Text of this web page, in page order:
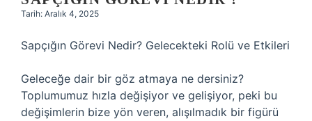
Tarih: Aralık 4, 2025
Sapçığın Görevi Nedir? Gelecekteki Rolü ve Etkileri
Geleceğe dair bir göz atmaya ne dersiniz?
Toplumumuz hızla değişiyor ve gelişiyor, peki bu
değişimlerin bize yön veren, alışılmadık bir figürü